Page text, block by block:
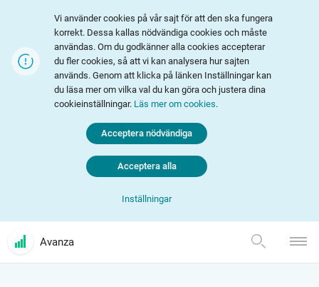
Vi använder cookies på vår sajt för att den ska fungera
korrekt. Dessa kallas nödvändiga cookies och måste
användas. Om du godkänner alla cookies accepterar
du fler cookies, så att vi kan analysera hur sajten
används. Genom att klicka på länken Inställningar kan
du läsa mer om vilka val du kan göra och justera dina
cookieinställningar. Läs mer om cookies.
Inställningar
Acceptera nödvändiga
Acceptera alla
Avanza